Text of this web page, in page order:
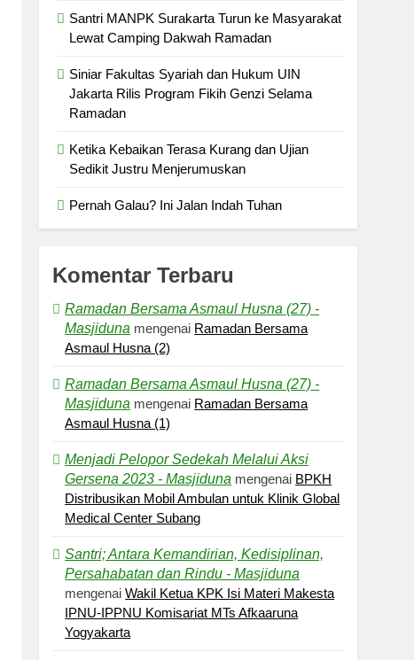
Santri MANPK Surakarta Turun ke Masyarakat
Lewat Camping Dakwah Ramadan
Siniar Fakultas Syariah dan Hukum UIN
Jakarta Rilis Program Fikih Genzi Selama
Ramadan
Ketika Kebaikan Terasa Kurang dan Ujian
Sedikit Justru Menjerumuskan
Pernah Galau? Ini Jalan Indah Tuhan
Komentar Terbaru
Ramadan Bersama Asmaul Husna (27) -
Masjiduna mengenai Ramadan Bersama
Asmaul Husna (2)
Ramadan Bersama Asmaul Husna (27) -
Masjiduna mengenai Ramadan Bersama
Asmaul Husna (1)
Menjadi Pelopor Sedekah Melalui Aksi
Gersena 2023 - Masjiduna mengenai BPKH
Distribusikan Mobil Ambulan untuk Klinik Global
Medical Center Subang
Santri; Antara Kemandirian, Kedisiplinan,
Persahabatan dan Rindu - Masjiduna
mengenaiWakil Ketua KPK Isi Materi Makesta
IPNU-IPPNU Komisariat MTs Afkaaruna
Yogyakarta